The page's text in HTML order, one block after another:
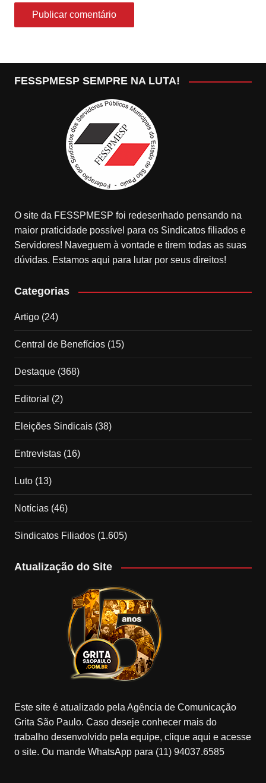
FESSPMESP SEMPRE NA LUTA!
O site da FESSPMESP foi redesenhado pensando na
maior praticidade possível para os Sindicatos filiados e
Servidores! Naveguem à vontade e tirem todas as suas
dúvidas. Estamos aqui para lutar por seus direitos!
Categorias
Artigo(24)
Central de Benefícios(15)
Destaque(368)
Editorial (2)
Eleições Sindicais(38)
Entrevistas(16)
Luto(13)
Notícias(46)
Sindicatos Filiados(1.605)
Atualização do Site
Este site é atualizado pela Agência de Comunicação
Grita São Paulo. Caso deseje conhecer mais do
trabalho desenvolvido pela equipe, clique aqui e acesse
o site. Ou mande WhatsApp para (11) 94037.6585